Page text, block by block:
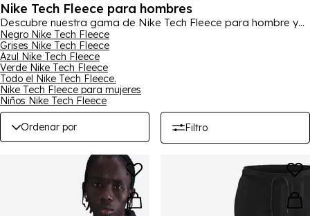
Nike Tech Fleece para hombres
Descubre nuestra gama de Nike Tech Fleece para hombre y
renueva tu armario de ropa deportiva, casual y urbana con
prendas icónicas de una de las líneas más reconocidas a nivel
mundial. Esta colección combina un diseño moderno con un
tejido ligero y cómodo, ideal tanto para el día a día como
para momentos de descanso o looks más casuales.
Descubre una amplia selección de productos Nike Tech Fleece
para hombre, como chándales, sudaderas con capucha,
pantalones de chándal y sudaderas, cubriendo algunos de los
artículos más buscados de esta gama. Además, podrás elegir
entre distintos colores y estilos para encontrar el conjunto Tech
Fleece que mejor encaje con tu estilo. Completa tu look
apostando por prendas versátiles que se adaptan a
diferentes momentos del día. Para explorar toda la oferta, no
olvides descubrir la colección completa de
para hombre,
mujer y niños y crear conjuntos para cualquier ocasión
Negro Nike Tech Fleece
Grises Nike Tech Fleece
Azul Nike Tech Fleece
Verde Nike Tech Fleece
Todo el Nike Tech Fleece.
Nike Tech Fleece para mujeres
Niños Nike Tech Fleece
Ordenar por Filtro